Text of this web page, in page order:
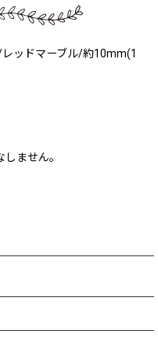
ッドマーブル/約10mm(1
ません。